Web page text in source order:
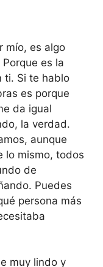
mío, es algo
es la
ti. Si te hablo
es porque
da igual
la verdad.
aunque
lo mismo, todos
de
Puedes
persona más
muy lindo y